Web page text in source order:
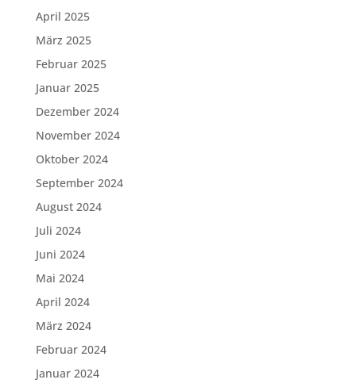
April 2025
März 2025
Februar 2025
Januar 2025
Dezember 2024
November 2024
Oktober 2024
September 2024
August 2024
Juli 2024
Juni 2024
Mai 2024
April 2024
März 2024
Februar 2024
Januar 2024